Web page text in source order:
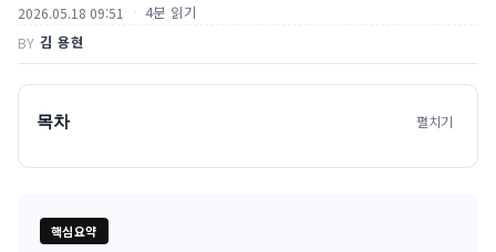
2026.05.18 09:51 4분 읽기
BY 김 용현
목차 펼치기
핵심요약